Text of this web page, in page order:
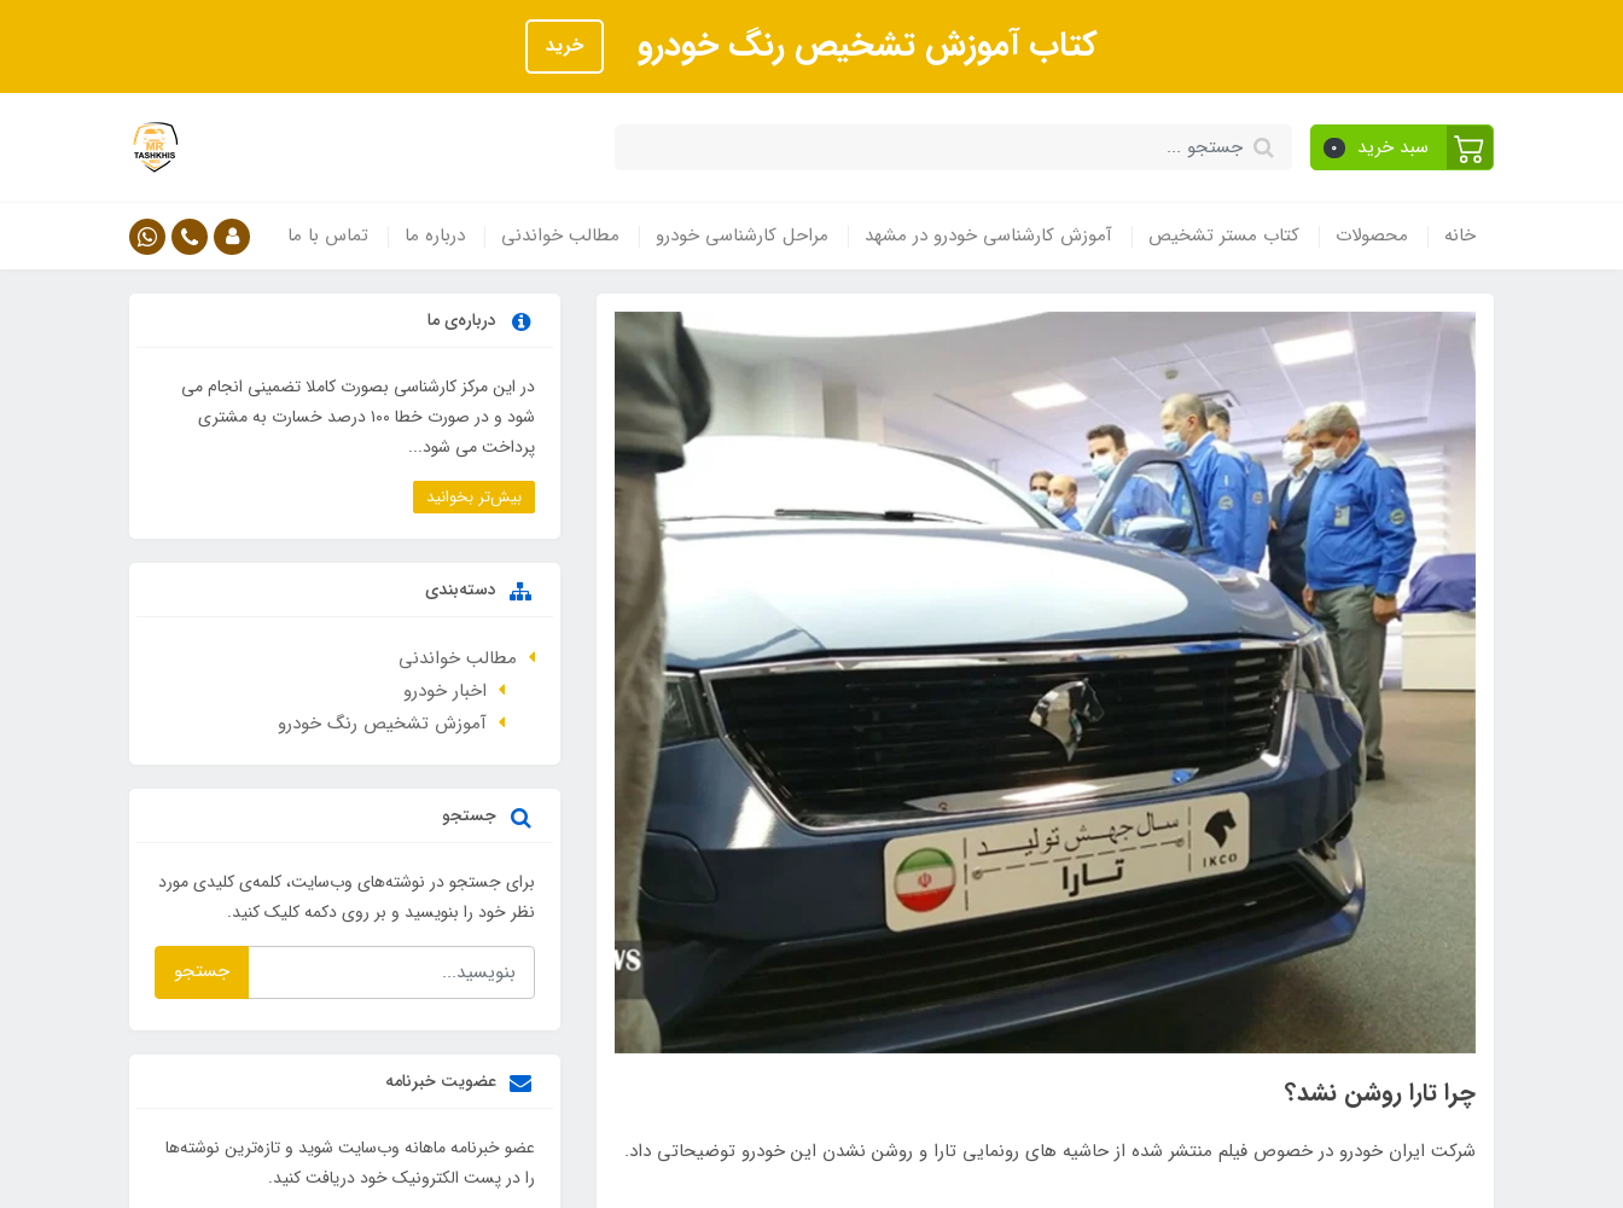
کتاب آموزش تشخیص رنگ خودرو خرید
سبد خرید 0
خانه محصولات کتاب مستر تشخیص آموزش کارشناسی خودرو در مشهد مراحل کارشناسی خودرو مطالب خواندنی درباره ما تماس با ما
چرا تارا روشن نشد؟
شرکت ایران خودرو در خصوص فیلم منتشر شده از حاشیه های رونمایی تارا و روشن نشدن این خودرو توضیحاتی داد.
درباره‌ی ما
در این مرکز کارشناسی بصورت کاملا تضمینی انجام می
شود و در صورت خطا ۱۰۰ درصد خسارت به مشتری
پرداخت می شود...
بیش‌تر بخوانید
دسته‌بندی
مطالب خواندنی
اخبار خودرو
آموزش تشخیص رنگ خودرو
جستجو
برای جستجو در نوشته‌های وب‌سایت، کلمه‌ی کلیدی مورد
نظر خود را بنویسید و بر روی دکمه کلیک کنید.
جستجو
عضویت خبرنامه
عضو خبرنامه ماهانه وب‌سایت شوید و تازه‌ترین نوشته‌ها
را در پست الکترونیک خود دریافت کنید.